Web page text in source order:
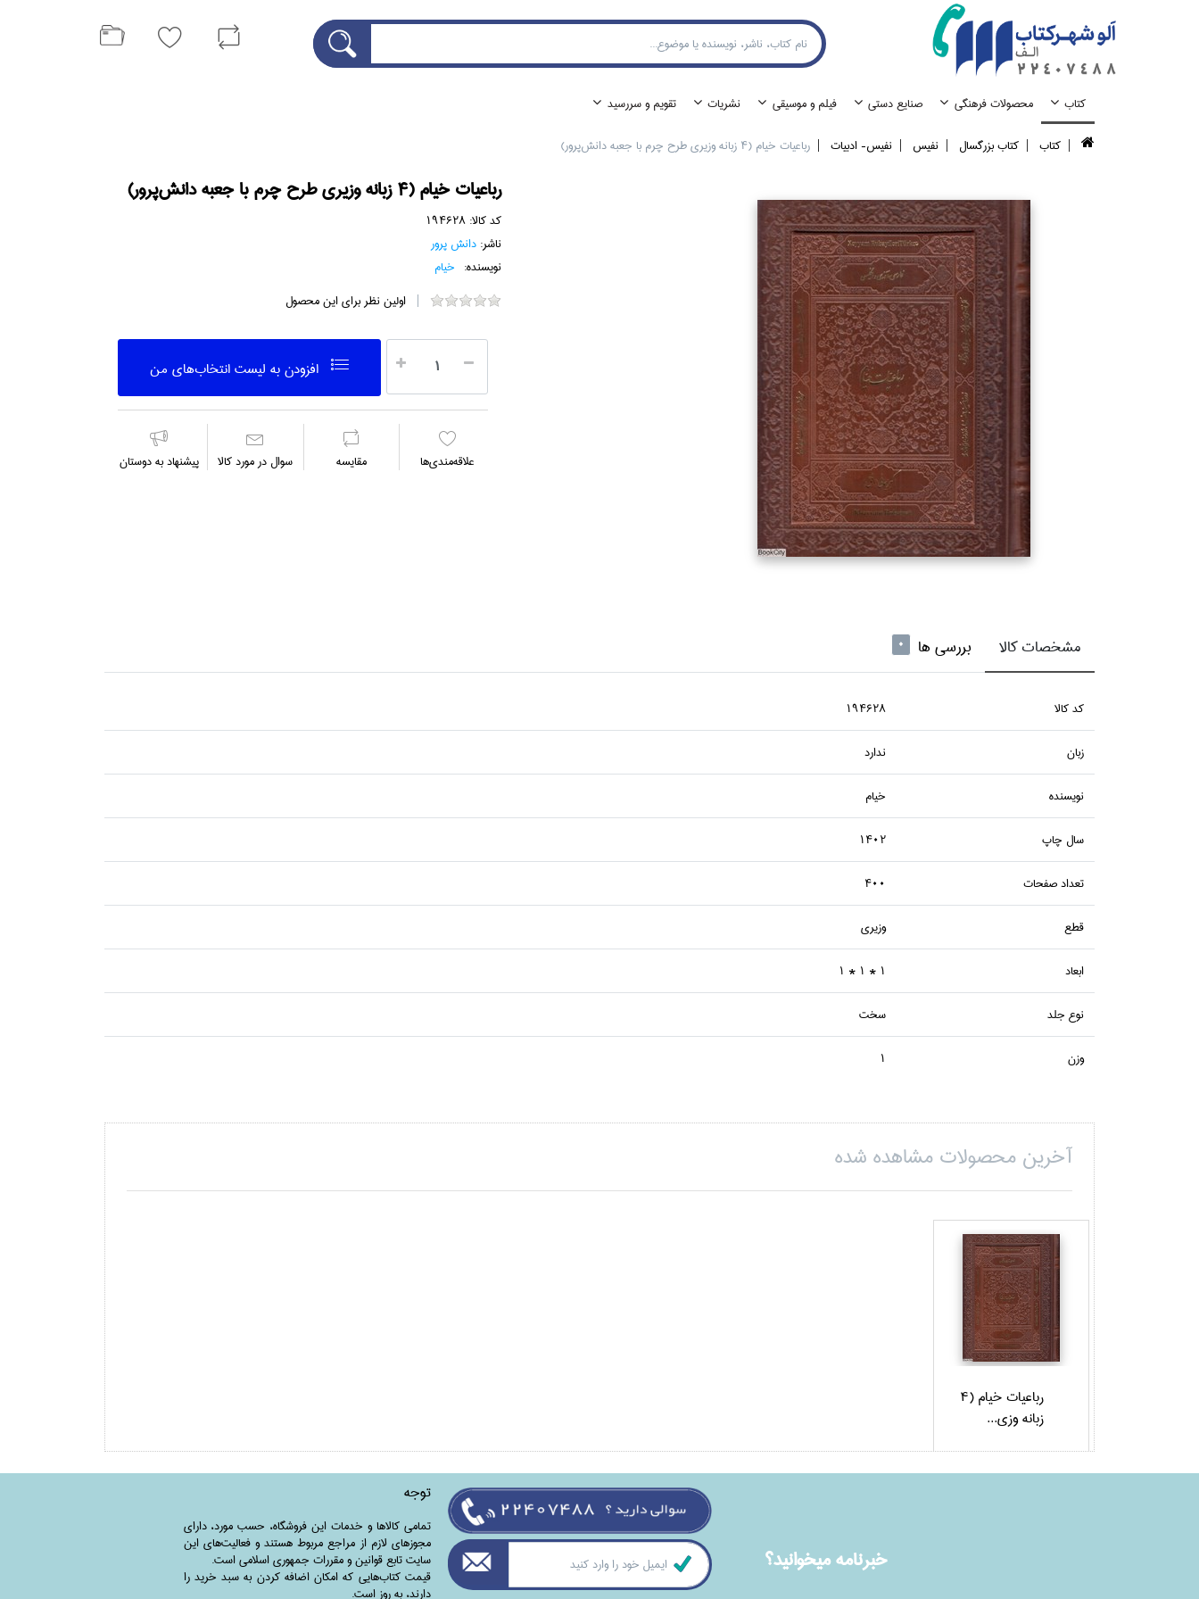
كتاب محصولات فرهنگي صنايع دستي فيلم و موسيقي نشريات
تقويم و سررسيد
كتاب
كتاب بزرگسال نفيس نفيس- ادبيات رباعيات خيام (4 زبانه وزيري طرح چرم با جعبه دانش‌پرور)
رباعيات خيام (4 زبانه وزيري طرح چرم با جعبه دانش‌پرور)
کد کالا: 194628
ناشر: دانش پرور
نویسنده: خيام
اولین نظر برای این محصول
افزودن به ليست انتخاب‌هاي من
علاقه‌مندي‌ها مقايسه سوال در مورد كالا پیشنهاد به دوستان
مشخصات کالا بررسی ها 0
كد كالا 194628
زبان ندارد
نويسنده خيام
سال چاپ 1402
تعداد صفحات 400
قطع وزيري
ابعاد 1 * 1 * 1
نوع جلد سخت
وزن 1
آخرین محصولات مشاهده شده
رباعيات خيام (4
زبانه وزي...
خبرنامه ميخوانيد؟
توجه
تمامی‌ کالاها و خدمات این فروشگاه، حسب مورد،‌ دارای
مجوزهای لازم از مراجع مربوط هستند ‌و‌‌ فعالیت‌های این
سایت تابع قوانین و مقررات جمهوری اسلامی است.
قیمت کتاب‌هایی که امکان اضافه کردن به سبد خرید را
دارند،‌ به روز است.